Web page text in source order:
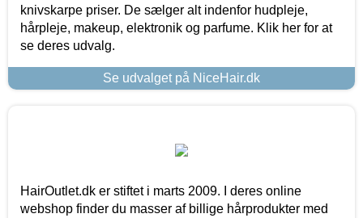
knivskarpe priser. De sælger alt indenfor hudpleje,
hårpleje, makeup, elektronik og parfume. Klik her for at
se deres udvalg.
Se udvalget på NiceHair.dk
HairOutlet.dk er stiftet i marts 2009. I deres online
webshop finder du masser af billige hårprodukter med